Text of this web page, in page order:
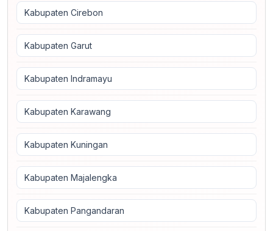
Kabupaten Cirebon
Kabupaten Garut
Kabupaten Indramayu
Kabupaten Karawang
Kabupaten Kuningan
Kabupaten Majalengka
Kabupaten Pangandaran